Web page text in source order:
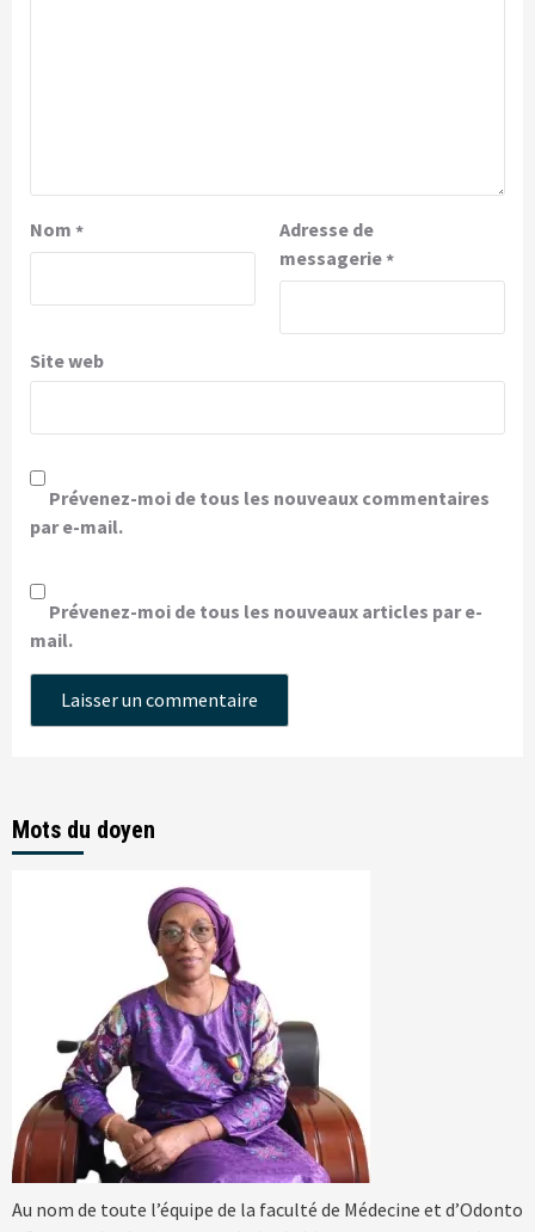
Nom *
Adresse de
messagerie*
Site web
Prévenez-moi de tous les nouveaux commentaires
par e-mail.
Prévenez-moi de tous les nouveaux articles par e-
mail.
Mots du doyen
Au nom de toute l’équipe de la faculté de Médecine et d’Odonto